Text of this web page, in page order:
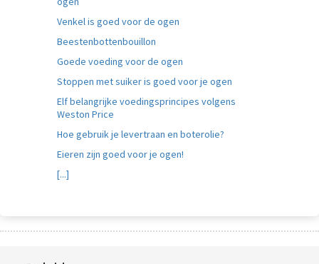
Venkel is goed voor de ogen
Beestenbottenbouillon
Goede voeding voor de ogen
Stoppen met suiker is goed voor je ogen
Elf belangrijke voedingsprincipes volgens
Weston Price
Hoe gebruik je levertraan en boterolie?
Eieren zijn goed voor je ogen!
[...]